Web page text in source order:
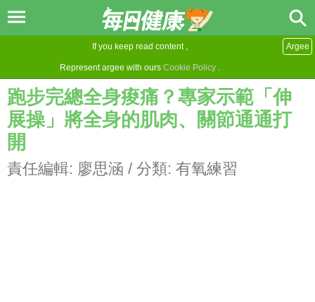
If you keep read content ,
Represent argee with ours Cookie Policy .
Argee
跑步完總全身痠痛？專家示範「伸
展操」將全身的肌肉、關節通通打
開
責任編輯: 廖思涵 / 分類: 有氧練習